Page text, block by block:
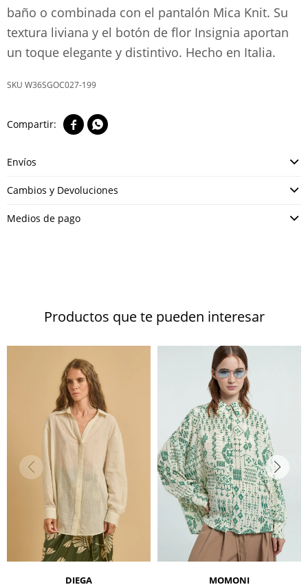
baño o combinada con el pantalón Mica Knit. Su
textura liviana y el botón de flor Insignia aportan
un toque elegante y distintivo. Hecho en Italia.
W36SGOC027-199
 
Envíos
Cambios y Devoluciones
Medios de pago
Productos que te pueden interesar
DIEGA MOMONI